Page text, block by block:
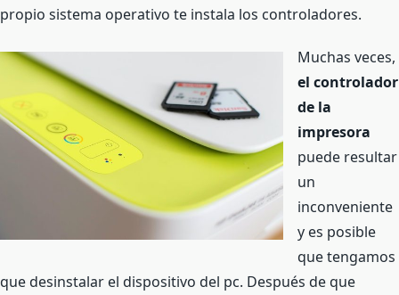
propio sistema operativo te instala los controladores.
Muchas veces,
el controlador
de la
impresora
puede resultar
un
inconveniente
y es posible
que tengamos
que desinstalar el dispositivo del pc. Después de que